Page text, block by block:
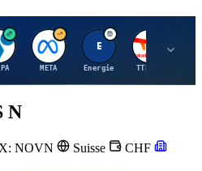
M
META
E
Energie
T
TTE.PA
N
NOVN Suisse
CHF